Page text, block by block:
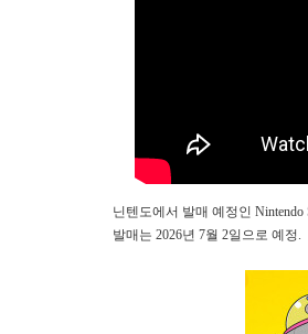
닌텐도에서 발매 예정인
발매는 2026년 7월 2일으로 예정.